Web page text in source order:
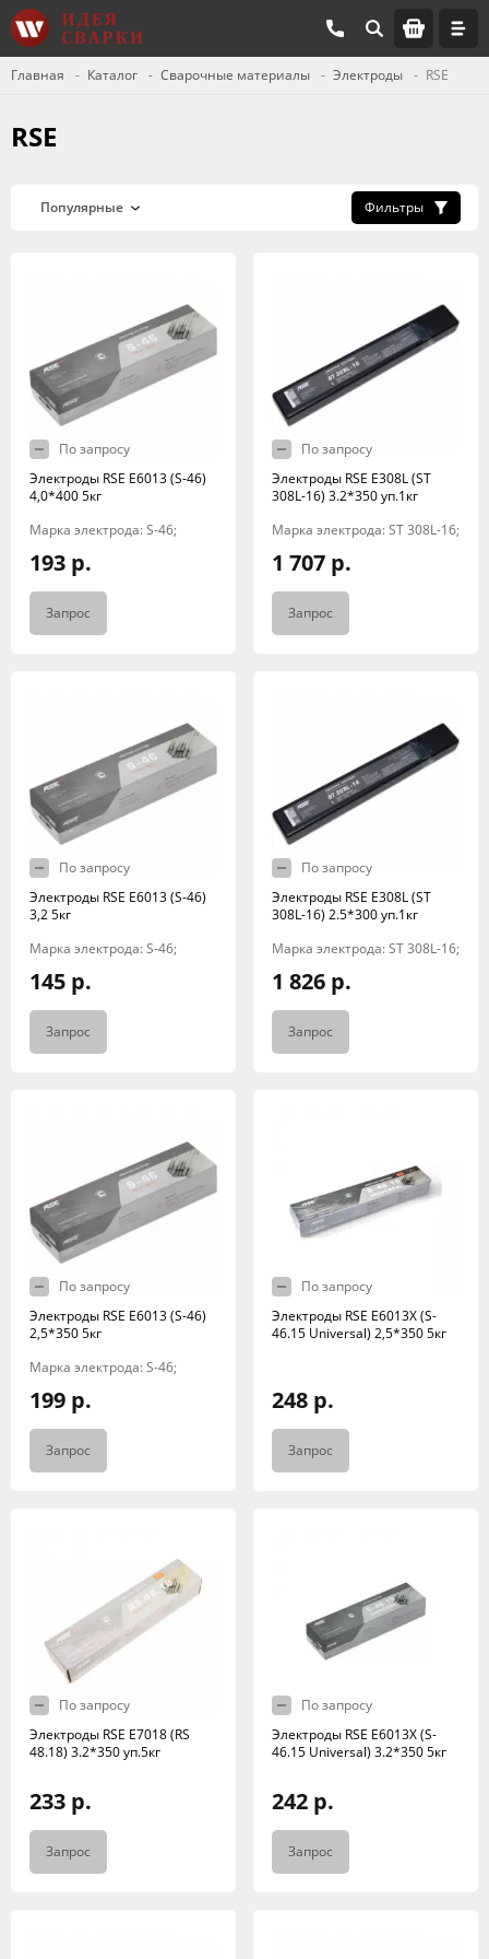
Главная Каталог Сварочные материалы Электроды RSE
RSE
Фильтры
По запросу
Электроды RSE Е6013 (S-46)
4,0*400 5кг
Марка электрода: S-46;
193 р.
Запрос
По запросу
Электроды RSE Е308L (ST
308L-16) 3.2*350 уп.1кг
Марка электрода: ST 308L-16;
1 707 р.
Запрос
По запросу
Электроды RSE Е6013 (S-46)
3,2 5кг
Марка электрода: S-46;
145 р.
Запрос
По запросу
Электроды RSE Е308L (ST
308L-16) 2.5*300 уп.1кг
Марка электрода: ST 308L-16;
1 826 р.
Запрос
По запросу
Электроды RSE Е6013 (S-46)
2,5*350 5кг
Марка электрода: S-46;
199 р.
Запрос
По запросу
Электроды RSE Е6013X (S-
46.15 Universal) 2,5*350 5кг
248 р.
Запрос
По запросу
Электроды RSE Е7018 (RS
48.18) 3.2*350 уп.5кг
233 р.
Запрос
По запросу
Электроды RSE Е6013X (S-
46.15 Universal) 3.2*350 5кг
242 р.
Запрос